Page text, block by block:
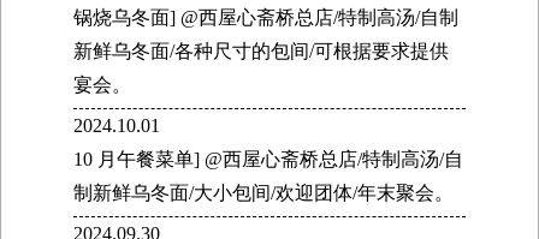
锅烧乌冬面] @西屋心斋桥总店/特制高汤/自制
新鲜乌冬面/各种尺寸的包间/可根据要求提供
宴会。
2024.10.01
10 月午餐菜单] @西屋心斋桥总店/特制高汤/自
制新鲜乌冬面/大小包间/欢迎团体/年末聚会。
2024.09.30